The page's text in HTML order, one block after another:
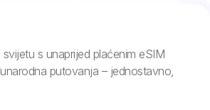
s unaprijed plaćenim eSIM
putovanja – jednostavno,